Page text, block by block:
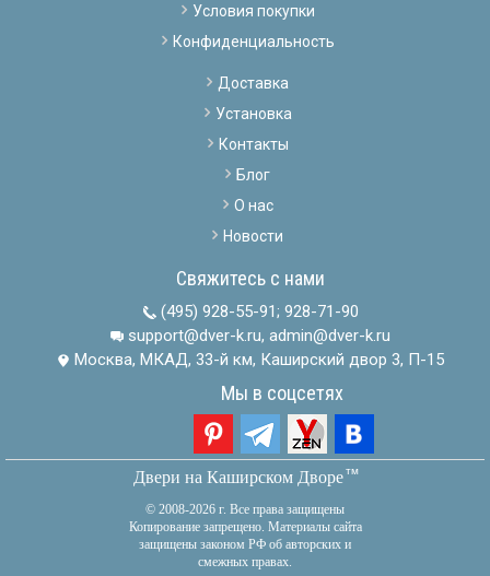
Условия покупки
Конфиденциальность
Доставка
Установка
Контакты
Блог
О нас
Новости
Свяжитесь с нами
(495) 928-55-91; 928-71-90
support@dver-k.ru, admin@dver-k.ru
Москва, МКАД, 33-й км, Каширский двор 3, П-15
Мы в соцсетях
Двери на Каширском Дворетм
© 2008-2026 г. Все права защищены
Копирование запрещено. Материалы сайта
защищены законом РФ об авторских и
смежных правах.